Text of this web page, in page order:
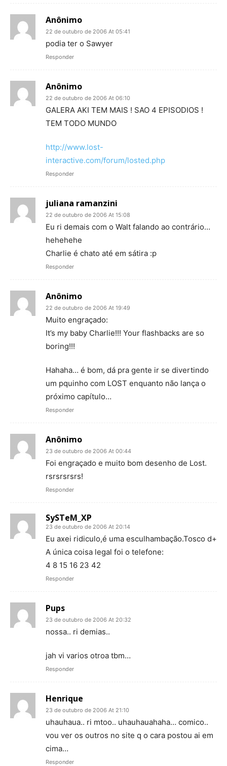
Anônimo
22 de outubro de 2006 At 05:41
podia ter o Sawyer
Responder
Anônimo
22 de outubro de 2006 At 06:10
GALERA AKI TEM MAIS ! SAO 4 EPISODIOS !
TEM TODO MUNDO
http://www.lost-
interactive.com/forum/losted.php
Responder
juliana ramanzini
22 de outubro de 2006 At 15:08
Eu ri demais com o Walt falando ao contrário…
hehehehe
Charlie é chato até em sátira :p
Responder
Anônimo
22 de outubro de 2006 At 19:49
Muito engraçado:
It’s my baby Charlie!!! Your flashbacks are so
boring!!!
Hahaha… é bom, dá pra gente ir se divertindo
um pquinho com LOST enquanto não lança o
próximo capítulo…
Responder
Anônimo
23 de outubro de 2006 At 00:44
Foi engraçado e muito bom desenho de Lost.
rsrsrsrsrs!
Responder
SySTeM_XP
23 de outubro de 2006 At 20:14
Eu axei ridiculo,é uma esculhambação.Tosco d+
A única coisa legal foi o telefone:
4 8 15 16 23 42
Responder
Pups
23 de outubro de 2006 At 20:32
nossa.. ri demias..
jah vi varios otroa tbm…
Responder
Henrique
23 de outubro de 2006 At 21:10
uhauhaua.. ri mtoo.. uhauhauahaha… comico..
vou ver os outros no site q o cara postou ai em
cima…
Responder